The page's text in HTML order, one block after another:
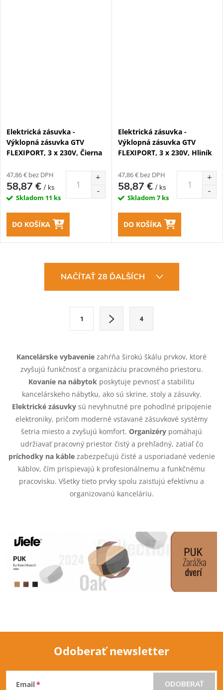
Elektrická zásuvka -
Výklopná zásuvka GTV
FLEXIPORT, 3 x 230V, Čierna
47,86 € bez DPH
58,87 €/ ks
Skladom 11 ks
DO KOŠÍKA
Elektrická zásuvka -
Výklopná zásuvka GTV
FLEXIPORT, 3 x 230V, Hliník
47,86 € bez DPH
58,87 €/ ks
Skladom 7 ks
DO KOŠÍKA
p
p
s
NAČÍTAŤ 28 ĎALŠÍCH
1 4
Kancelárske vybavenie zahŕňa širokú škálu prvkov, ktoré
zvyšujú funkčnosť a organizáciu pracovného priestoru.
Kovanie na nábytok poskytuje pevnosť a stabilitu
kancelárskeho nábytku, ako sú skrine, stoly a zásuvky.
Elektrické zásuvkysú nevyhnutné pre pohodlné pripojenie
elektroniky, pričom moderné vstavané zásuvkové systémy
šetria miesto a zvyšujú komfort. Organizéry pomáhajú
udržiavať pracovný priestor čistý a prehľadný, zatiaľ čo
príchodky na káblezabezpečujú čisté a usporiadané vedenie
káblov, čím prispievajú k profesionálnemu a funkčnému
pracovisku. Všetky tieto prvky spolu zaisťujú efektívnu a
organizovanú kanceláriu.
Z
Odoberať newsletter
Email ODOBERAŤ